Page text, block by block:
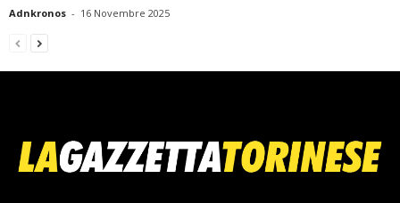
Adnkronos - 16 Novembre 2025